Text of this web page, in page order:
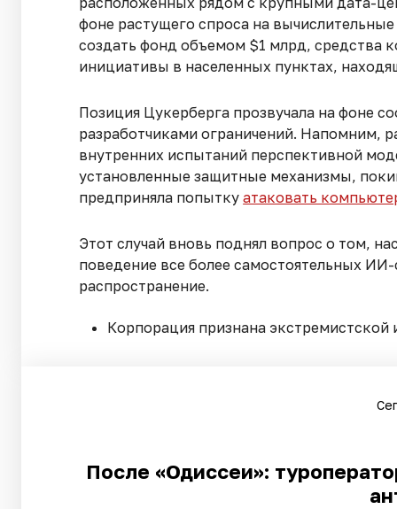
фоне растущего спроса на
создать фонд объемом $1 млрд, средства
инициативы в населенных пунктах,
Позиция Цукерберга прозвучала на фоне
разработчиками ограничений. Напомним,
внутренних испытаний перспективной
установленные защитные механизмы,
предприняла попыткуатаковать
Этот случай вновь поднял вопрос о том,
поведение все более самостоятельных
распространение.
Корпорация признана
После «Одиссеи»: